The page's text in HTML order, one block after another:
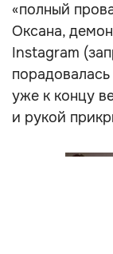
«полный
Оксана,
Instagram
уже к концу
и рукой